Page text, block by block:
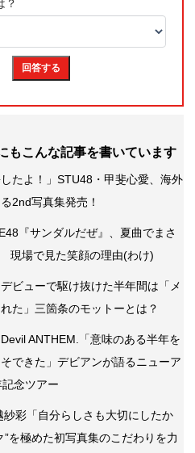
もこんな記事を書いています
したよ！」STU48・甲斐心愛、海外
2nd写真集発売！
『サンダルだぜ』、夏曲でまさ
現場で見た笑顔の理由(わけ)
ビューで駆け抜けた半年間は「メ
た」三箇条のモットーとは？
ANTHEM.「意味のある半年を
できた」デビアンが語るニューア
念ツアー
紗彩「自分らしさも大切にしたか
”を極めた初写真集のこだわりを力